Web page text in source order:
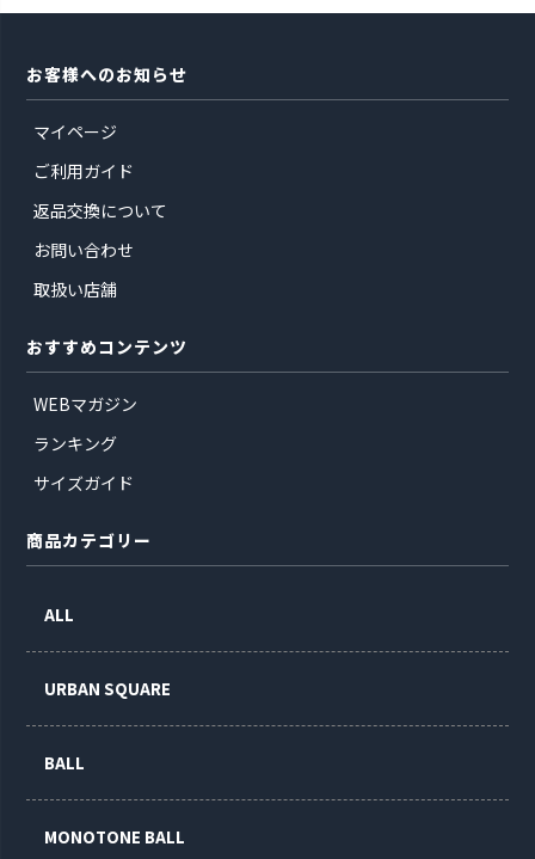
お客様へのお知らせ
マイページ
ご利用ガイド
返品交換について
お問い合わせ
取扱い店舗
おすすめコンテンツ
WEBマガジン
ランキング
サイズガイド
商品カテゴリー
ALL
URBAN SQUARE
BALL
MONOTONE BALL